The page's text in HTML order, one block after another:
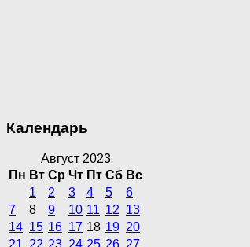
Календарь
Август 2023
Пн Вт Ср Чт Пт Сб Вс
1
2 3 4 5
6
7
8 9 10 11 12 13
14 15 16 17 18 19 20
21
22 23 24 25 26 27